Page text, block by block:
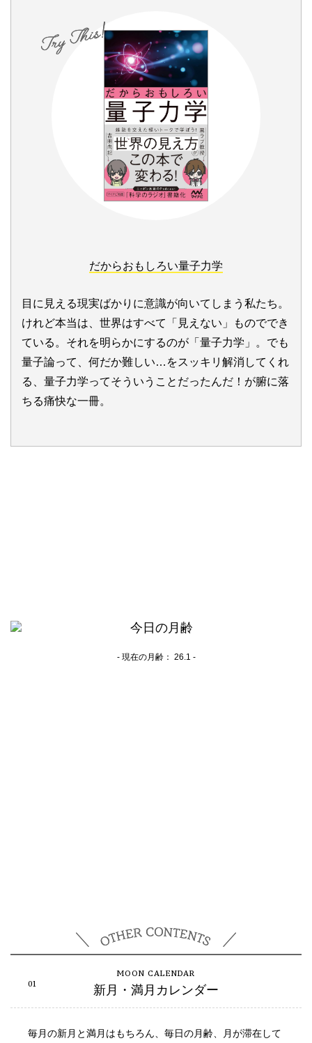
だからおもしろい量子力学
目に見える現実ばかりに意識が向いてしまう私たち。
けれど本当は、世界はすべて「見えない」ものででき
ている。それを明らかにするのが「量子力学」。でも
量子論って、何だか難しい…をスッキリ解消してくれ
る、量子力学ってそういうことだったんだ！が腑に落
ちる痛快な一冊。
- 現在の月齢： 26.1 -
新月・満月カレンダー
毎月の新月と満月はもちろん、毎日の月齢、月が滞在して